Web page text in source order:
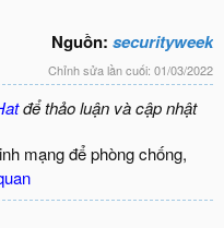
Nguồn: securityweek
Chỉnh sửa lần cuối: 01/03/2022
để thảo luận và cập nhật
mạng để phòng chống,